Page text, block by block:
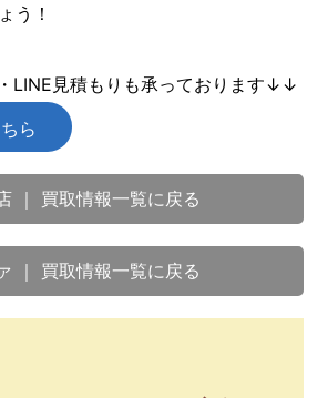
う！
LINE見積もりも承っております↓↓
ら
｜ 買取情報一覧に戻る
｜ 買取情報一覧に戻る